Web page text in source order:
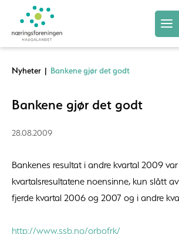
Nyheter | Bankene gjør det godt
Bankene gjør det godt
28.08.2009
Bankenes resultat i andre kvartal 2009
kvartalsresultatene noensinne, kun slått
fjerde kvartal 2006 og 2007 og i andre
http://www.ssb.no/orbofrk/